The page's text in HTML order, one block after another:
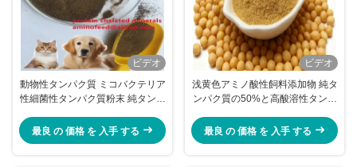
ビデオ
動物性タンパク質 ミコバクテリア
性細菌性タンパク質粉末 純タンパ
最良 の 価格 を 入手 する
ビデオ
浅黄色アミノ酸性飼料添加物 純タ
ンパク質の50%と高酸溶性タンパ
最良 の 価格 を 入手 する